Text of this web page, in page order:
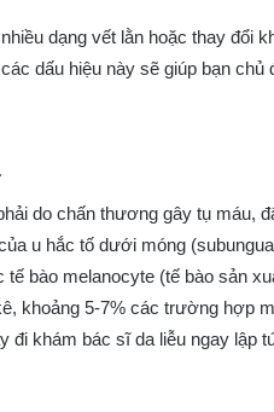
dạng vết lằn hoặc thay đổi
dấu hiệu này sẽ giúp bạn chủ
do chấn thương gây tụ máu,
u hắc tố dưới móng
bào melanocyte (tế bào sản
khoảng 5-7% các trường hợp
đi khám bác sĩ da liễu ngay lập